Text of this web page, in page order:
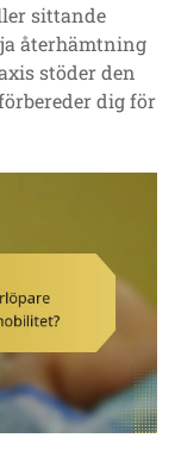
sittande
återhämtning
stöder den
dig för